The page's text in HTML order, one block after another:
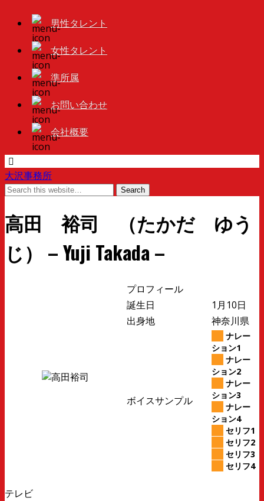
男性タレント
女性タレント
準所属
お問い合わせ
会社概要
大沢事務所
高田 裕司 （たかだ ゆう
じ） – Yuji Takada –
プロフィール
誕生日
1月10日
出身地
神奈川県
ボイスサンプル
ナレー
ション1
ナレー
ション2
ナレー
ション3
ナレー
ション4
セリフ1
セリフ2
セリフ3
セリフ4
テレビ